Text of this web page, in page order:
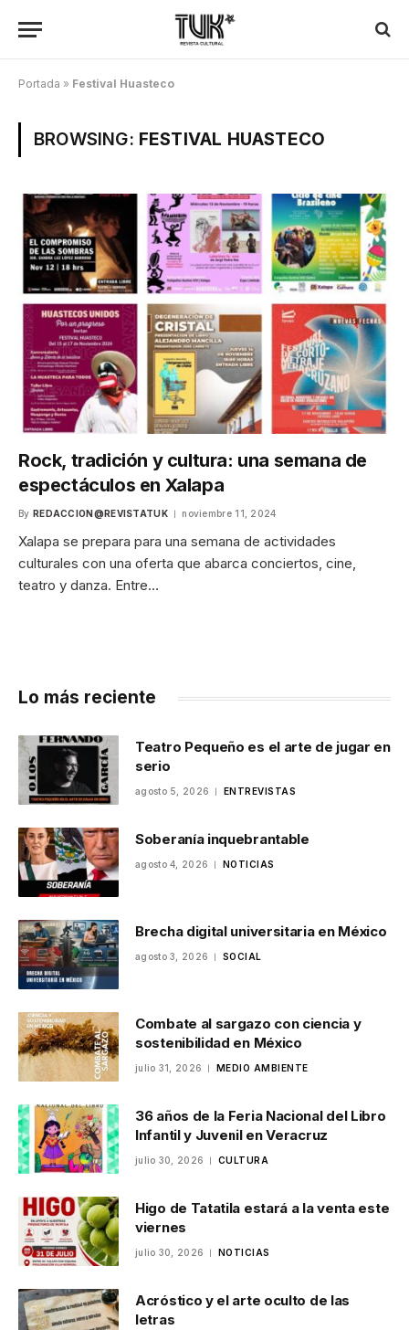
Portada » Festival Huasteco
BROWSING: FESTIVAL HUASTECO
Rock, tradición y cultura: una semana de
espectáculos en Xalapa
By REDACCION@REVISTATUK noviembre 11, 2024
Xalapa se prepara para una semana de actividades
culturales con una oferta que abarca conciertos, cine,
teatro y danza. Entre…
Lo más reciente
Teatro Pequeño es el arte de jugar en
serio
agosto 5, 2026 ENTREVISTAS
Soberanía inquebrantable
agosto 4, 2026 NOTICIAS
Brecha digital universitaria en México
agosto 3, 2026 SOCIAL
Combate al sargazo con ciencia y
sostenibilidad en México
julio 31, 2026 MEDIO AMBIENTE
36 años de la Feria Nacional del Libro
Infantil y Juvenil en Veracruz
julio 30, 2026 CULTURA
Higo de Tatatila estará a la venta este
viernes
julio 30, 2026 NOTICIAS
Acróstico y el arte oculto de las
letras